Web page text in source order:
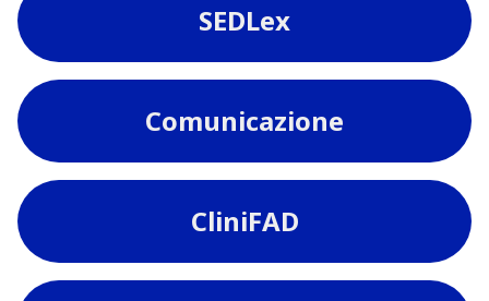
SEDLex
Comunicazione
CliniFAD